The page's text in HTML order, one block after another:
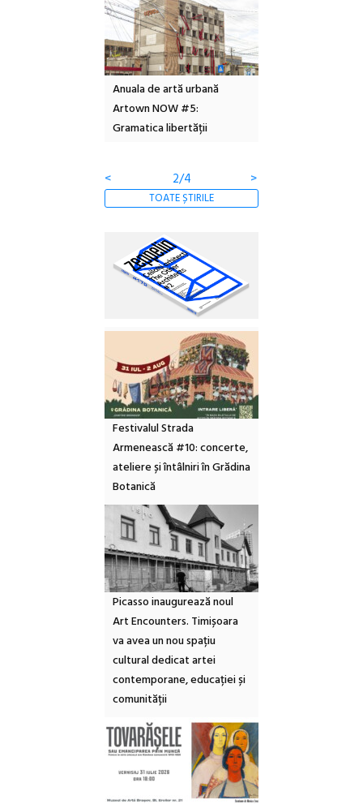
Anuala de artă urbană
Artown NOW #5:
Gramatica libertății
< 2/4 >
TOATE ȘTIRILE
Festivalul Strada
Armenească #10: concerte,
ateliere și întâlniri în Grădina
Botanică
Picasso inaugurează noul
Art Encounters. Timișoara
va avea un nou spațiu
cultural dedicat artei
contemporane, educației și
comunității